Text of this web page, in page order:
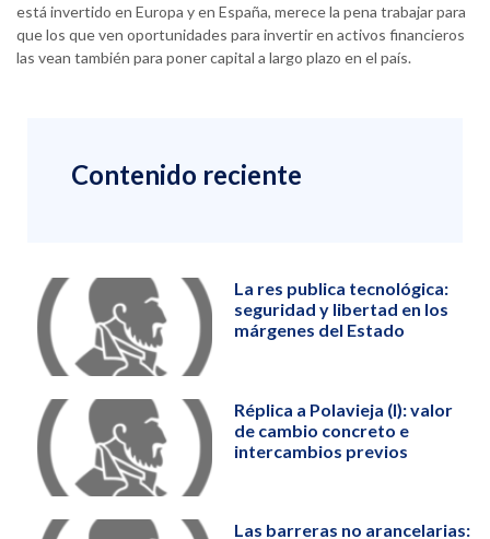
está invertido en Europa y en España, merece la pena trabajar para
que los que ven oportunidades para invertir en activos financieros
las vean también para poner capital a largo plazo en el país.
Contenido reciente
La res publica tecnológica:
seguridad y libertad en los
márgenes del Estado
Réplica a Polavieja (I): valor
de cambio concreto e
intercambios previos
Las barreras no arancelarias: